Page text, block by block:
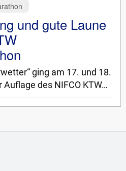
und gute Laune
ging am 17. und 18.
des NIFCO KTW…